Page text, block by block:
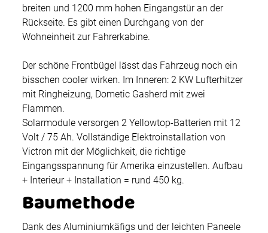
breiten und 1200 mm hohen Eingangstür an der
Rückseite. Es gibt einen Durchgang von der
Wohneinheit zur Fahrerkabine.
Der schöne Frontbügel lässt das Fahrzeug noch ein
bisschen cooler wirken. Im Inneren: 2 KW Lufterhitzer
mit Ringheizung, Dometic Gasherd mit zwei
Flammen.
Solarmodule versorgen 2 Yellowtop-Batterien mit 12
Volt / 75 Ah. Vollständige Elektroinstallation von
Victron mit der Möglichkeit, die richtige
Eingangsspannung für Amerika einzustellen. Aufbau
+ Interieur + Installation = rund 450 kg.
Baumethode
Dank des Aluminiumkäfigs und der leichten Paneele